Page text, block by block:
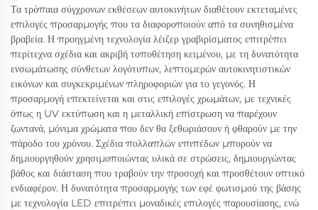
Τα τρόπαια σύγχρονων εκθέσεων αυτοκινήτων διαθέτουν εκτεταμένες
επιλογές προσαρμογής που τα διαφοροποιούν από τα συνηθισμένα
βραβεία. Η προηγμένη τεχνολογία λέιζερ γραβιρίσματος επιτρέπει
περίτεχνα σχέδια και ακριβή τοποθέτηση κειμένου, με τη δυνατότητα
ενσωμάτωσης σύνθετων λογότυπων, λεπτομερών αυτοκινητιστικών
εικόνων και συγκεκριμένων πληροφοριών για το γεγονός. Η
προσαρμογή επεκτείνεται και στις επιλογές χρωμάτων, με τεχνικές
όπως η UV εκτύπωση και η μεταλλική επίστρωση να παρέχουν
ζωντανά, μόνιμα χρώματα που δεν θα ξεθωριάσουν ή φθαρούν με την
πάροδο του χρόνου. Σχέδια πολλαπλών επιπέδων μπορούν να
δημιουργηθούν χρησιμοποιώντας υλικά σε στρώσεις, δημιουργώντας
βάθος και διάσταση που τραβούν την προσοχή και προσθέτουν οπτικό
ενδιαφέρον. Η δυνατότητα προσαρμογής των εφέ φωτισμού της βάσης
με τεχνολογία LED επιτρέπει μοναδικές επιλογές παρουσίασης, ενώ